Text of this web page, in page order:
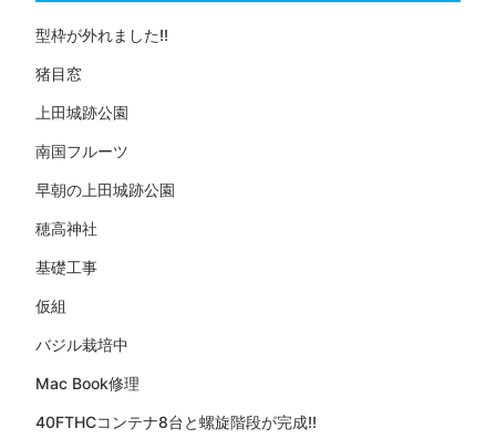
型枠が外れました!!
猪目窓
上田城跡公園
南国フルーツ
早朝の上田城跡公園
穂高神社
基礎工事
仮組
バジル栽培中
Mac Book修理
40FTHCコンテナ8台と螺旋階段が完成!!